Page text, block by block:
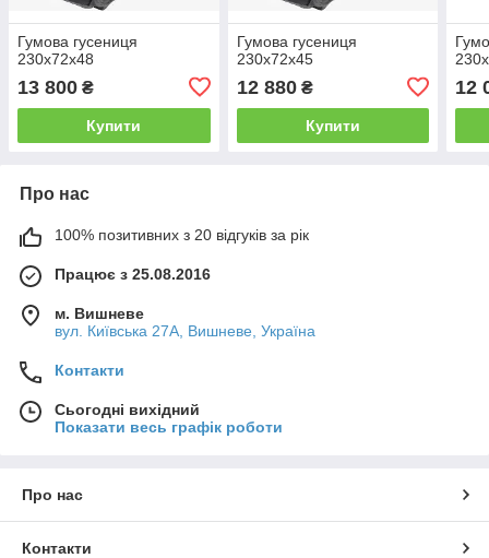
Гумова гусениця
230x72x48
13 800 ₴
Купити
Гумова гусениця
230x72x45
12 880₴
Купити
12
Про нас
100% позитивних з 20 відгуків за рік
Працює з 25.08.2016
м. Вишневе
вул. Київська 27А, Вишневе, Україна
Контакти
Сьогодні вихідний
Показати весь графік роботи
Про нас
Контакти